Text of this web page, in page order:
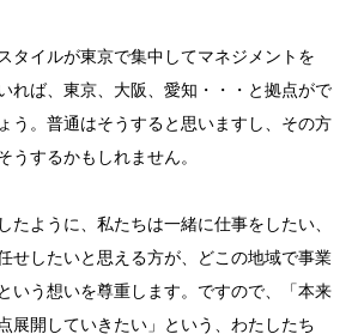
タイルが東京で集中してマネジメントを
れば、東京、大阪、愛知・・・と拠点がで
う。普通はそうすると思いますし、その方
うするかもしれません。
たように、私たちは一緒に仕事をしたい、
せしたいと思える方が、どこの地域で事業
いう想いを尊重します。ですので、「本来
展開していきたい」という、わたしたち